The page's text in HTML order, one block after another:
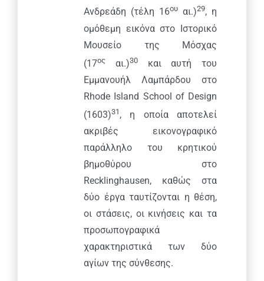
Ανδρεάδη (τέλη 16ου αι.)29, η
ομόθεμη εικόνα στο Ιστορικό
Μουσείο της Μόσχας
(17ος αι.)30και αυτή του
Εμμανουήλ Λαμπάρδου στο
Rhode Island School of Design
(1603)31 , η οποία αποτελεί
ακριβές εικονογραφικό
παράλληλο του κρητικού
βημοθύρου στο
Recklinghausen, καθώς στα
δύο έργα ταυτίζονται η θέση,
οι στάσεις, οι κινήσεις και τα
προσωπογραφικά
χαρακτηριστικά των δύο
αγίων της σύνθεσης.